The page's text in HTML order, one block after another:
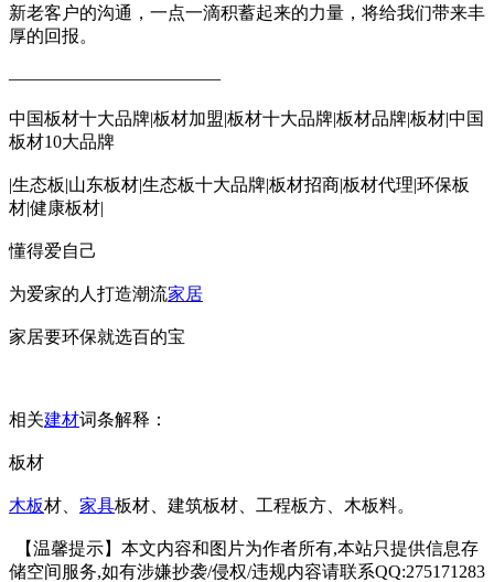
新老客户的沟通，一点一滴积蓄起来的力量，将给我们带来丰
厚的回报。
————————————
中国板材十大品牌|板材加盟|板材十大品牌|板材品牌|板材|中国
板材10大品牌
|生态板|山东板材|生态板十大品牌|板材招商|板材代理|环保板
材|健康板材|
懂得爱自己
为爱家的人打造潮流家居
家居要环保就选百的宝
相关建材词条解释：
板材
木板材、 家具板材、建筑板材、工程板方、木板料。
【温馨提示】本文内容和图片为作者所有,本站只提供信息存
储空间服务,如有涉嫌抄袭/侵权/违规内容请联系QQ:275171283